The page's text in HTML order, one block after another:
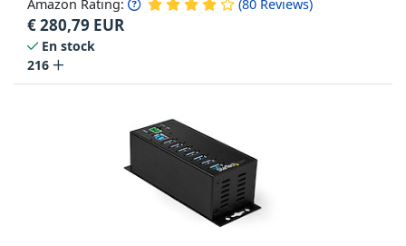
Amazon Rating: (80 Reviews)
€280,79 EUR
En stock
216